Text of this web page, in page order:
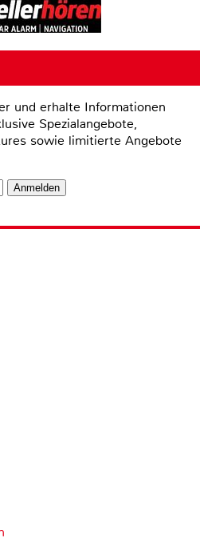
und erhalte Informationen
Spezialangebote,
sowie limitierte Angebote